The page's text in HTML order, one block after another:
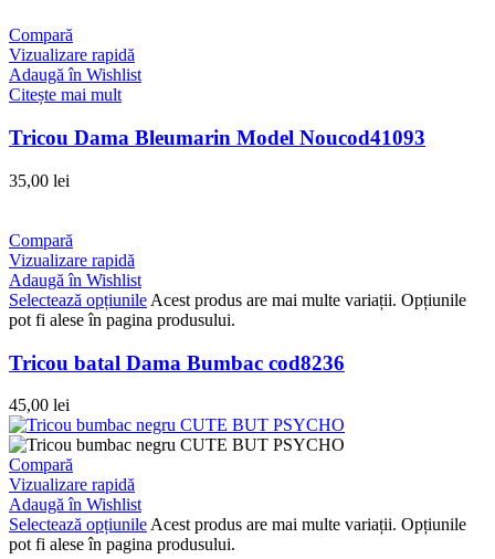
Compară
Vizualizare rapidă
Adaugă în Wishlist
Citește mai mult
Tricou Dama Bleumarin Model Noucod41093
35,00 lei
Compară
Vizualizare rapidă
Adaugă în Wishlist
Selectează opțiunile Acest produs are mai multe variații. Opțiunile
pot fi alese în pagina produsului.
Tricou batal Dama Bumbac cod8236
45,00 lei
Compară
Vizualizare rapidă
Adaugă în Wishlist
Selectează opțiunile Acest produs are mai multe variații. Opțiunile
pot fi alese în pagina produsului.